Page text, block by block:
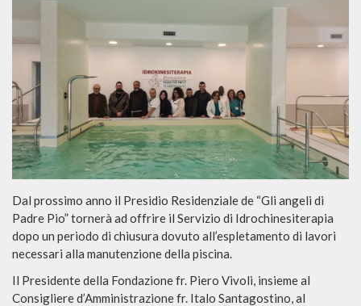
Dal prossimo anno il Presidio Residenziale de “Gli angeli di
Padre Pio” tornerà ad offrire il Servizio di Idrochinesiterapia
dopo un periodo di chiusura dovuto all’espletamento di lavori
necessari alla manutenzione della piscina.
Il Presidente della Fondazione fr. Piero Vivoli, insieme al
Consigliere d’Amministrazione fr. Italo Santagostino, al